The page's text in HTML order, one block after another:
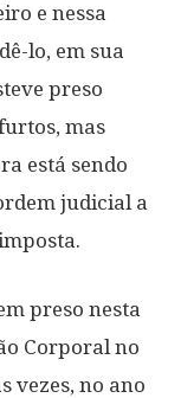
e nessa
lo, em sua
preso
mas
está sendo
judicial a
preso nesta
Corporal no
vezes, no ano